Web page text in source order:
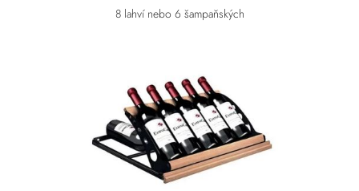
8 lahví nebo 6 šampaňských